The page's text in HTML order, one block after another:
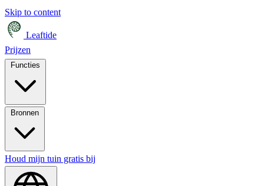
Skip to content
Leaftide
Prijzen
Houd mijn tuin gratis bij